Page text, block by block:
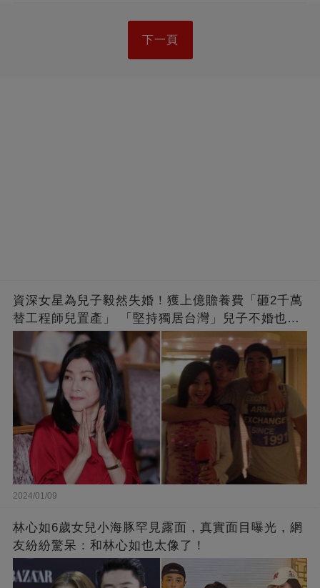
下一頁
資深女星為兒子毅然失婚！獲上億贍養費「砸2千萬
替工程師兒置產」 「堅持獨居台灣」兒子不婚也支
2024/01/09
林心如6歲女兒小海豚罕見露面，真實面目曝光，網
友紛紛驚呆：和林心如也太像了！